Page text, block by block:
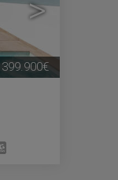
>
399.900€